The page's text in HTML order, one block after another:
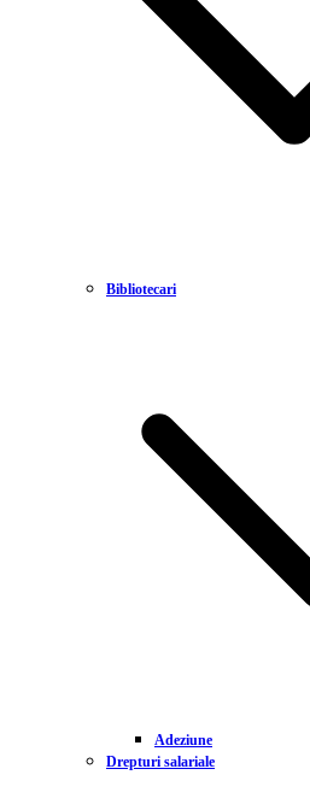
Bibliotecari
Adeziune
Drepturi salariale